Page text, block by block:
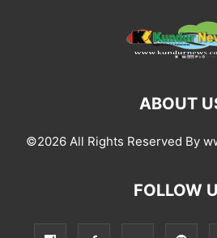
ABOUT
©2026 All Rights Reserved By
FOLLOW